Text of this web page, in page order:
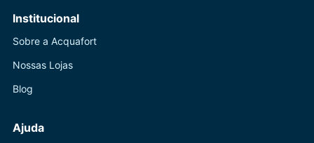
Institucional
Sobre a Acquafort
Nossas Lojas
Blog
Ajuda